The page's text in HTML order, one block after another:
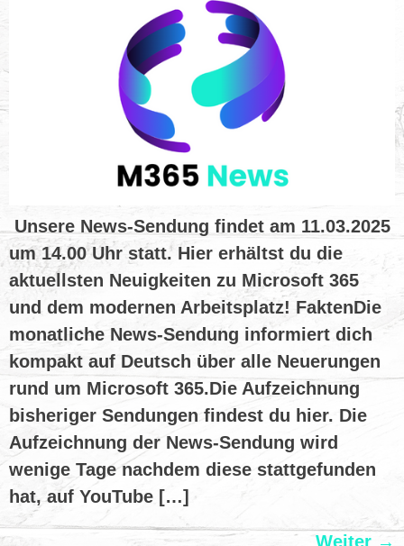
Unsere News-Sendung findet am 11.03.2025
um 14.00 Uhr statt. Hier erhältst du die
aktuellsten Neuigkeiten zu Microsoft 365
und dem modernen Arbeitsplatz! FaktenDie
monatliche News-Sendung informiert dich
kompakt auf Deutsch über alle Neuerungen
rund um Microsoft 365.Die Aufzeichnung
bisheriger Sendungen findest du hier. Die
Aufzeichnung der News-Sendung wird
wenige Tage nachdem diese stattgefunden
hat, auf YouTube […]
Weiter →